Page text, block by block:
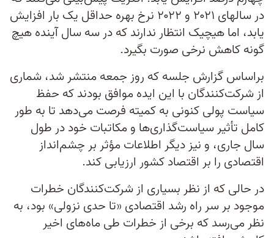
در سالهای ۲۰۲۱ و ۲۰۲۲ نرخ بهره حداقل یک بار افزایش
یابد، اما هیچیک انتظار ندارند که در سه سال آینده هیچ
گونه کاهش نرخی صورت بگیرد.
براساس گزارش جلسه که روز جمعه منتشر شد، شماری
از شرکت‌کنندگان با این ایده موافق بودند که حفظ
سیاست پولی کنونی به کمیته فرصت می‌دهد تا به طور
کامل تأثیر سیاست‌گذاری‌ها و مکاتبات خود در طول
سال جاری، و نیز دیگر اطلاعات مؤثر بر چشم‌انداز
اقتصادی را بر اقتصاد کشور ارزیابی کند.
در حالی که از نظر بسیاری از شرکت‌کنندگان خطرات
موجود بر سر راه رشد اقتصادی «تا حدی نزولی» بود، به
نظر می‌رسد که برخی از خطرات طی ماه‌های اخیر